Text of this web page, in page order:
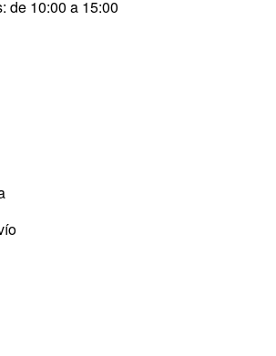
de 10:00 a 15:00